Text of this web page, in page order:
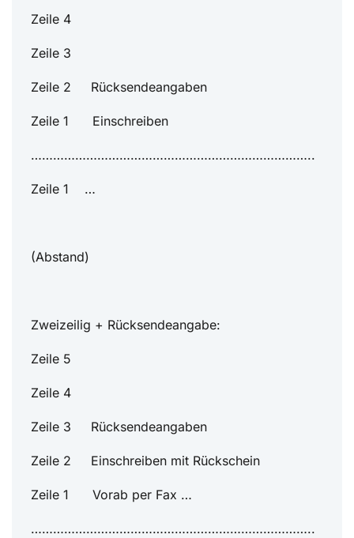
Zeile 4
Zeile 3
Zeile 2 Rücksendeangaben
Zeile 1 Einschreiben
…………………………………………………………………..
Zeile 1 …
(Abstand)
Zweizeilig + Rücksendeangabe:
Zeile 5
Zeile 4
Zeile 3 Rücksendeangaben
Zeile 2 Einschreiben mit Rückschein
Zeile 1 Vorab per Fax …
…………………………………………………………………..